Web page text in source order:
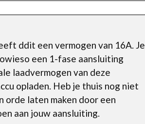
ddit een vermogen van 16A. Je
een 1-fase aansluiting
laadvermogen van deze
opladen. Heb je thuis nog niet
orde laten maken door een
aan jouw aansluiting.